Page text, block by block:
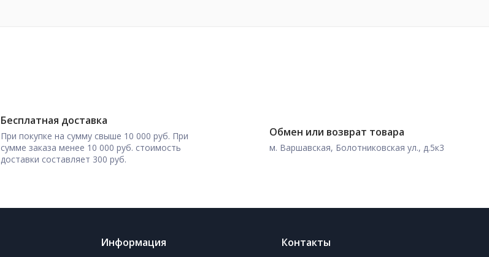
Бесплатная доставка
При покупке на сумму свыше 10 000 руб. При
сумме заказа менее 10 000 руб. стоимость
доставки составляет 300 руб.
Обмен или возврат товара
м. Варшавская, Болотниковская ул., д.5к3
Информация Контакты